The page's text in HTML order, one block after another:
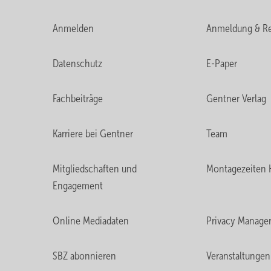
Anmelden Anmeldung &
Datenschutz E-Paper
Fachbeiträge Gentner Verlag
Karriere bei Gentner Team
Mitgliedschaften und
Engagement
Montagezeiten
Online Mediadaten Privacy Manager
SBZ abonnieren